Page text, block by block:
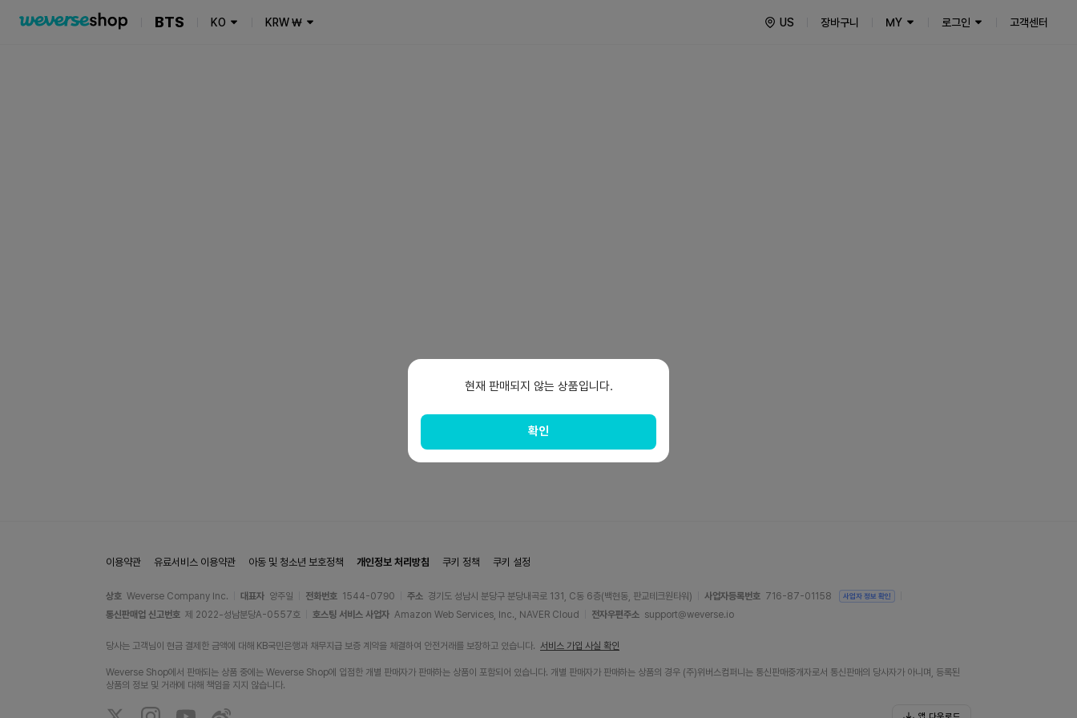
BTS KO KRW₩ US 장바구니 MY 로그인 고객센터
이용약관 유료서비스 이용약관 아동 및 청소년 보호정책 개인정보 처리방침 쿠키 정책 쿠키 설정
상호 Weverse Company Inc. 대표자 양주일 전화번호 1544-0790 주소 경기도 성남시 분당구 분당내곡로 131, C동 6층(백현동, 판교테크원타워) 사업자등록번호 716-87-01158 사업자 정보 확인
통신판매업 신고번호 제 2022-성남분당A-0557호 호스팅 서비스 사업자 Amazon Web Services, Inc., NAVER Cloud 전자우편주소 support@weverse.io
당사는 고객님이 현금 결제한 금액에 대해 KB국민은행과 채무지급 보증 계약을 체결하여 안전거래를 보장하고 있습니다. 서비스 가입 사실 확인
Weverse Shop에서 판매되는 상품 중에는 Weverse Shop에 입점한 개별 판매자가 판매하는 상품이 포함되어 있습니다. 개별 판매자가 판매하는 상품의 경우 (주)위버스컴퍼니는 통신판매중개자로서 통신판매의 당사자가 아니며, 등록된
상품의 정보 및 거래에 대해 책임을 지지 않습니다.
현재 판매되지 않는 상품입니다.
확인